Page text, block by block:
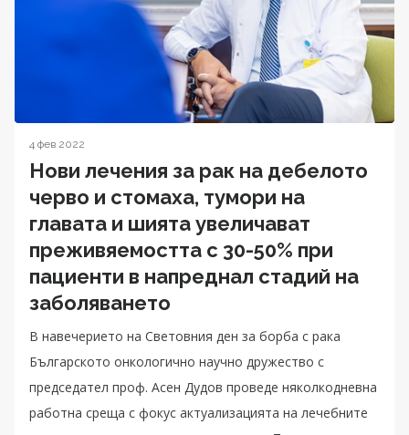
4 фев 2022
Нови лечения за рак на дебелото
черво и стомаха, тумори на
главата и шията увеличават
преживяемостта с 30-50% при
пациенти в напреднал стадий на
заболяването
В навечерието на Световния ден за борба с рака
Българското онкологично научно дружество с
председател проф. Асен Дудов проведе няколкодневна
работна среща с фокус актуализацията на лечебните